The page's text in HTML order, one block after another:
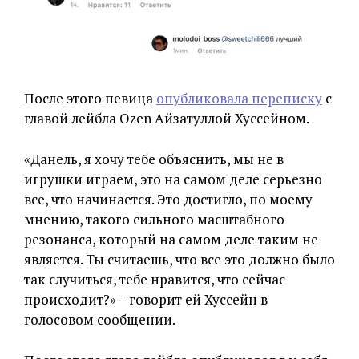
После этого певица опубликовала переписку с
главой лейбла Ozen Айзатуллой Хуссейном.
«Данель, я хочу тебе объяснить, мы не в
игрушки играем, это на самом деле серьезно
все, что начинается. Это достигло, по моему
мнению, такого сильного масштабного
резонанса, который на самом деле таким не
является. Ты считаешь, что все это должно было
так случиться, тебе нравится, что сейчас
происходит?» – говорит ей Хуссейн в
голосовом сообщении.